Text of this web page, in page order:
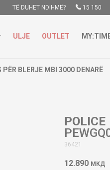
TË DUHET NDIHMË? 15 150
ULJE OUTLET
3000 DENARË MËSO MË SHUMË
POLICE
36421
12.890 МКД